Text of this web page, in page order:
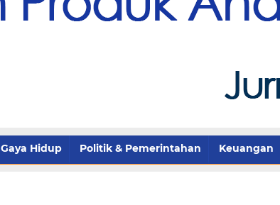
Gaya Hidup Politik & Pemerintahan Keuangan